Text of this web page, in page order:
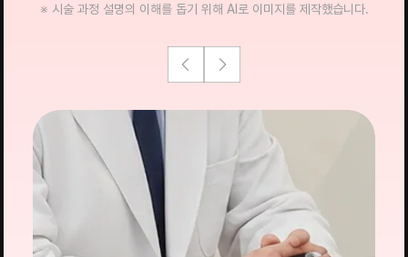
※ 시술 과정 설명의 이해를 돕기 위해 AI로 이미지를 제작했습니다.